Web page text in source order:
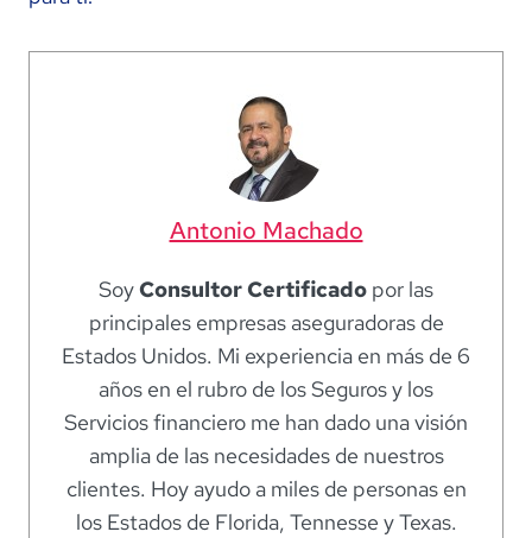
Antonio Machado
SoyConsultor Certificado por las
principales empresas aseguradoras de
Estados Unidos. Mi experiencia en más de 6
años en el rubro de los Seguros y los
Servicios financiero me han dado una visión
amplia de las necesidades de nuestros
clientes. Hoy ayudo a miles de personas en
los Estados de Florida, Tennesse y Texas.